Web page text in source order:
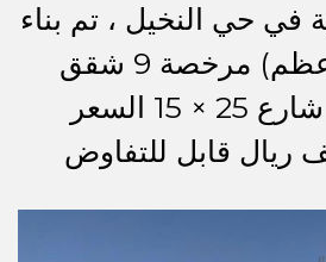
في حي النخيل ، تم بناء
دور واحد ( بناء عظم) مرخصة 9 شقق
المساحة 666م شارع 25 × 15 السعر